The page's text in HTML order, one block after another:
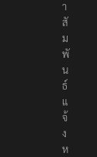
า
สั
ม
พั
น
ธ์
แ
จ้
ง
ห